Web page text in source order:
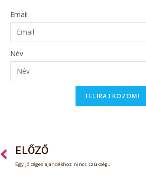
Email
Név
FELIRATKOZOM!
ELŐZŐ